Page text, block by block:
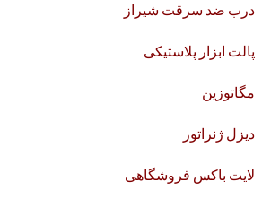
درب ضد سرقت شیراز
پالت ابزار پلاستیکی
مگاتوزین
دیزل ژنراتور
لایت باکس فروشگاهی